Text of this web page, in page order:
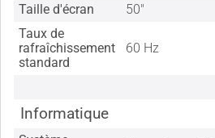
Taille d'écran
50"
Taux de
rafraîchissement
standard
60 Hz
Informatique